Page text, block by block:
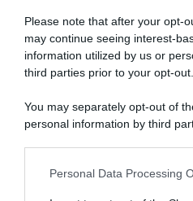
Please note that after your opt-
may continue seeing interest-
information utilized by us or
third parties prior to your opt-out.
You may separately opt-out of
personal information by third
This information may also be
Personal Data Processing
ARTICOLI RECENTI